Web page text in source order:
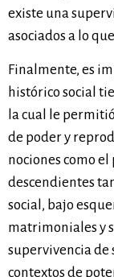
existe una
asociados a lo
Finalmente, es
histórico social
la cual le
de poder y
nociones como
descendientes
social, bajo
matrimoniales y
supervivencia de
contextos de